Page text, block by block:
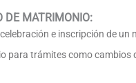
DE MATRIMONIO:
e inscripción de un
para trámites como cambios